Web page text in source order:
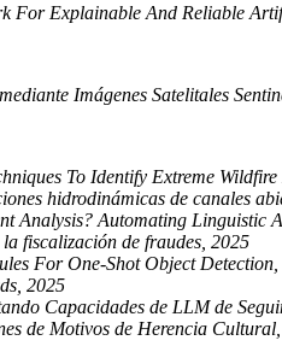
For Explainable And Reliable
Imágenes Satelitales
To Identify Extreme Wildfire
hidrodinámicas de canales
Analysis? Automating Linguistic
fiscalización de fraudes, 2025
For One-Shot Object Detection,
2025
Capacidades de LLM de
de Motivos de Herencia